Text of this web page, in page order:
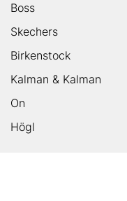
Boss
Skechers
Birkenstock
Kalman & Kalman
On
Högl